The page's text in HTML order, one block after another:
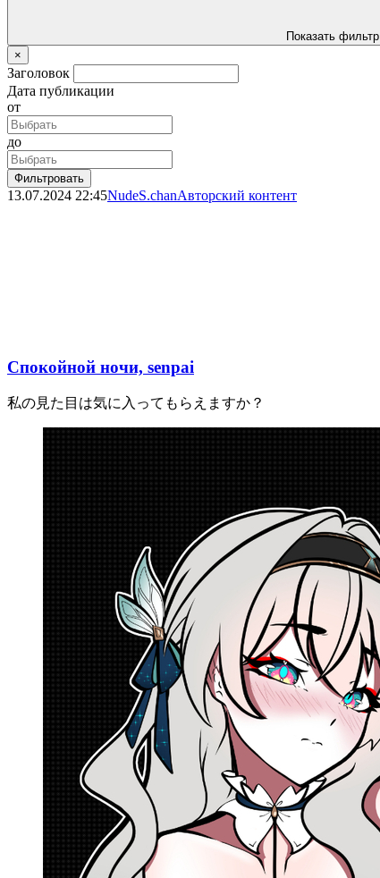
Показать фильтр
×
Заголовок
Дата публикации
от
до
Фильтровать
13.07.2024 22:45NudeS.chanАвторский контент
Спокойной ночи, senpai
私の見た目は気に入ってもらえますか？